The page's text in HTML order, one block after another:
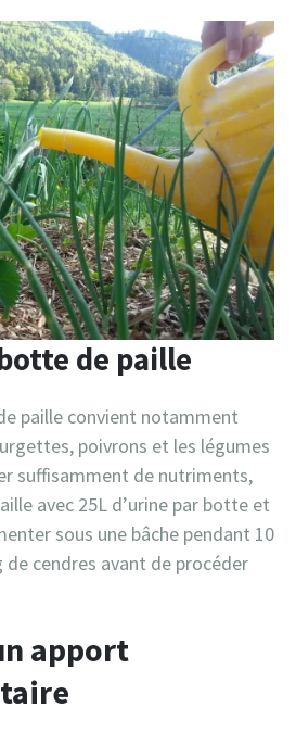
de paille
paille convient notamment
poivrons et les légumes
suffisamment de nutriments,
avec 25L d’urine par botte et
sous une bâche pendant 10
cendres avant de procéder
apport